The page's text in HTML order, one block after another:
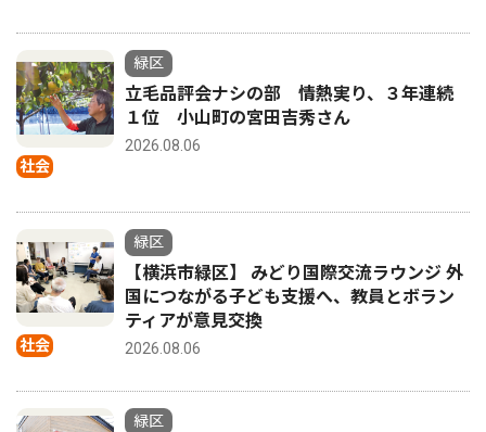
社会
緑区
立毛品評会ナシの部 情熱実り、３年連続
１位 小山町の宮田吉秀さん
2026.08.06
社会
緑区
【横浜市緑区】 みどり国際交流ラウンジ 外
国につながる子ども支援へ、教員とボラン
ティアが意見交換
2026.08.06
緑区